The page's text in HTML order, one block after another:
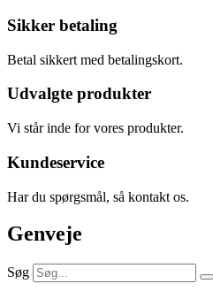
Sikker betaling
Betal sikkert med betalingskort.
Udvalgte produkter
Vi står inde for vores produkter.
Kundeservice
Har du spørgsmål, så kontakt os.
Genveje
Søg